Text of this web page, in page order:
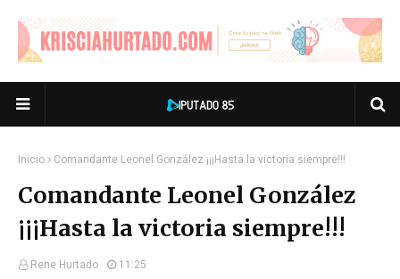
Inicio Comandante Leonel González ¡¡¡Hasta la victoria siempre!!!
Comandante Leonel González
¡¡¡Hasta la victoria siempre!!!
Rene Hurtado 11:25